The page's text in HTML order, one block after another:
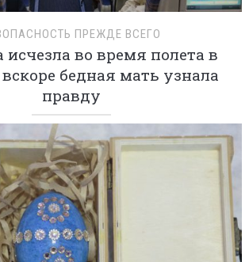
ПРЕЖДЕ ВСЕГО
во время полета в
вскоре бедная мать узнала
правду